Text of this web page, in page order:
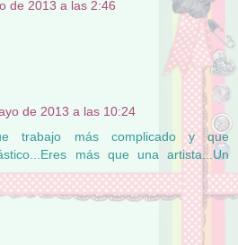
de 2013 a las 2:46
de 2013 a las 10:24
trabajo más complicado y que
más que una artista...Un